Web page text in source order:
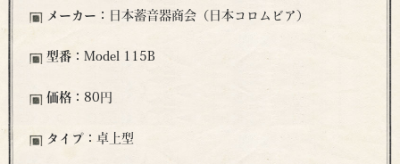
メーカー： 日本蓄音器商会（日本コロムビア）
型番：Model 115B
価格：80円
タイプ：卓上型